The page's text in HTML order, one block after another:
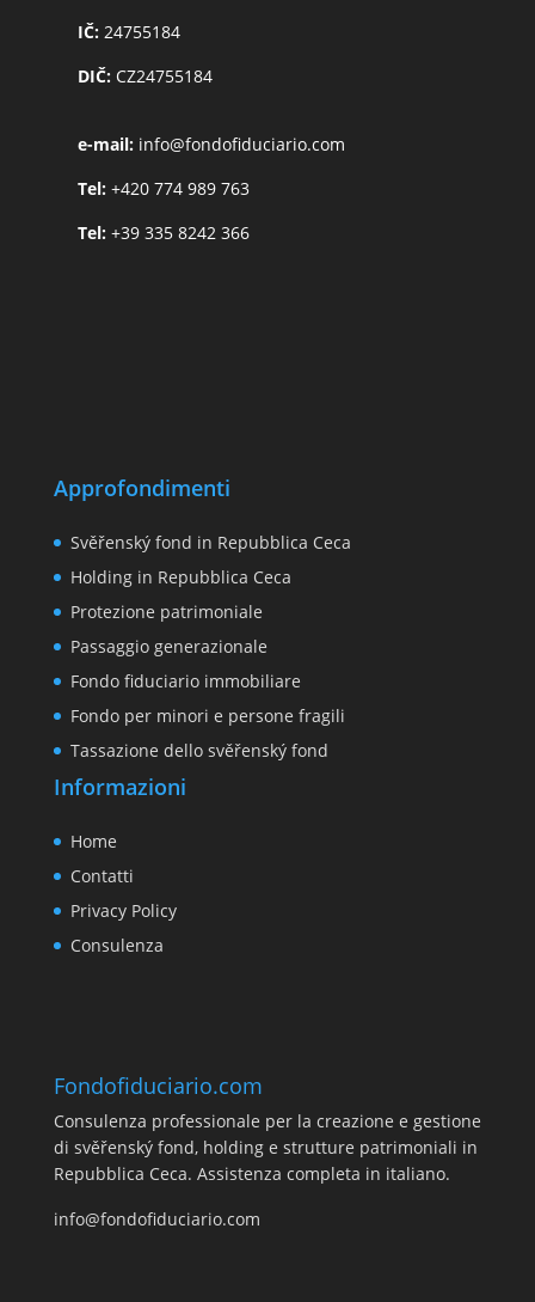
IČ:24755184
DIČ:CZ24755184
e-mail: info@fondofiduciario.com
Tel: +420 774 989 763
Tel: +39 335 8242 366
Approfondimenti
Svěřenský fond in Repubblica Ceca
Holding in Repubblica Ceca
Protezione patrimoniale
Passaggio generazionale
Fondo fiduciario immobiliare
Fondo per minori e persone fragili
Tassazione dello svěřenský fond
Informazioni
Home
Contatti
Privacy Policy
Consulenza
Fondofiduciario.com
Consulenza professionale per la creazione e gestione
di svěřenský fond, holding e strutture patrimoniali in
Repubblica Ceca. Assistenza completa in italiano.
info@fondofiduciario.com